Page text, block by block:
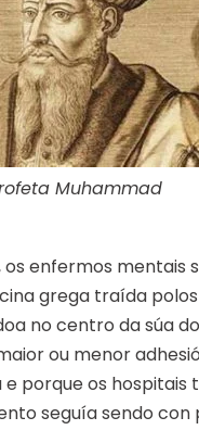
Muhammad
enfermos mentais
grega traída
no centro da súa
ou menor
porque os
seguía sendo